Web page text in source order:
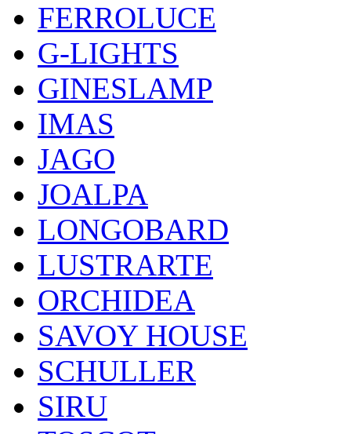
FERROLUCE
G-LIGHTS
GINESLAMP
IMAS
JAGO
JOALPA
LONGOBARD
LUSTRARTE
ORCHIDEA
SAVOY HOUSE
SCHULLER
SIRU